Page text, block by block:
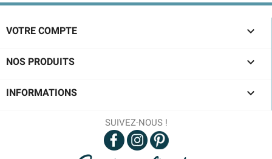
VOTRE COMPTE 
NOS PRODUITS 
INFORMATIONS 
SUIVEZ-NOUS !